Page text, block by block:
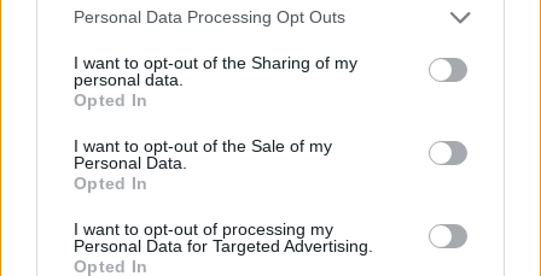
Personal Data Processing Opt Outs
I want to opt-out of the Sharing of my
personal data.
Opted In
I want to opt-out of the Sale of my
Personal Data.
Opted In
I want to opt-out of processing my
Personal Data for Targeted Advertising.
Opted In